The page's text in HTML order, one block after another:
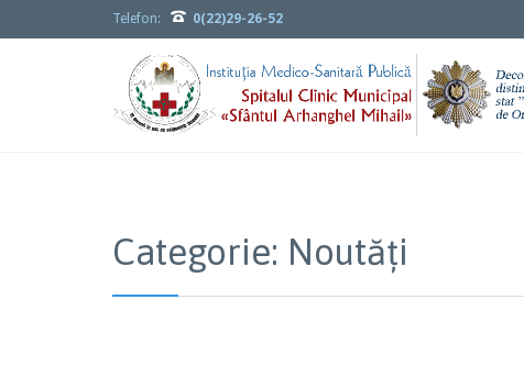
Telefon:  0(22)29-26-52
Categorie: Noutăți